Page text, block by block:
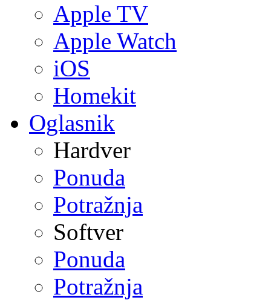
Apple TV
Apple Watch
iOS
Homekit
Oglasnik
Hardver
Ponuda
Potražnja
Softver
Ponuda
Potražnja